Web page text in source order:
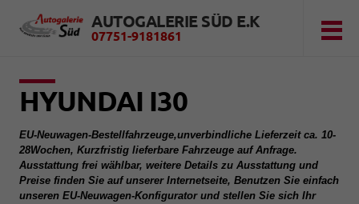
AUTOGALERIE SÜD E.K
07751-9181861
HYUNDAI I30
EU-Neuwagen-Bestellfahrzeuge,unverbindliche Lieferzeit ca. 10-
28Wochen, Kurzfristig lieferbare Fahrzeuge auf Anfrage.
Ausstattung frei wählbar, weitere Details zu Ausstattung und
Preise finden Sie auf unserer Internetseite, Benutzen Sie einfach
unseren EU-Neuwagen-Konfigurator und stellen Sie sich Ihr